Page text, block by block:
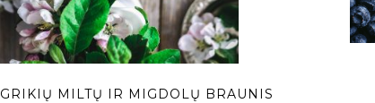
GRIKIŲ MILTŲ IR MIGDOLŲ BRAUNIS